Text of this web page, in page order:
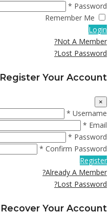
Password *
Remember Me
Login
Not A Member?
Lost Password?
Register Your Account
×
Username *
Email *
Password *
Confirm Password *
Register
Already A Member?
Lost Password?
Recover Your Account